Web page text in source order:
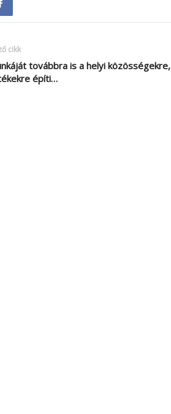
cikk
továbbra is a helyi közösségekre,
építi…